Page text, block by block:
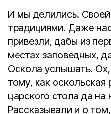
И мы делились. Своей
традициями. Даже
привезли, дабы из
местах заповедных,
Оскола услышать. Ох,
тому, как оскольская
царского стола да на
Рассказывали и о